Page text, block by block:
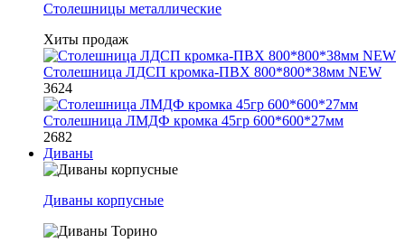
Столешницы металлические
Хиты продаж
Столешница ЛДСП кромка-ПВХ 800*800*38мм NEW
3624
Столешница ЛМДФ кромка 45гр 600*600*27мм
2682
Диваны
Диваны корпусные